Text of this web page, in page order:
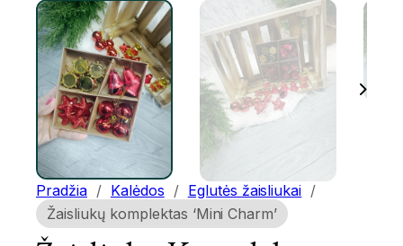
Pradžia / Kalėdos / Eglutės žaisliukai /
Žaisliukų komplektas ‘Mini Charm’